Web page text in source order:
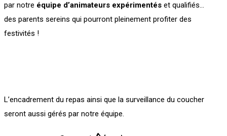
par notre équipe d’animateurs expérimentés et qualifiés…
des parents sereins qui pourront pleinement profiter des
festivités !
L’encadrement du repas ainsi que la surveillance du coucher
seront aussi gérés par notre équipe.